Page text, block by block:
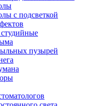
с подсветкой
пузырей